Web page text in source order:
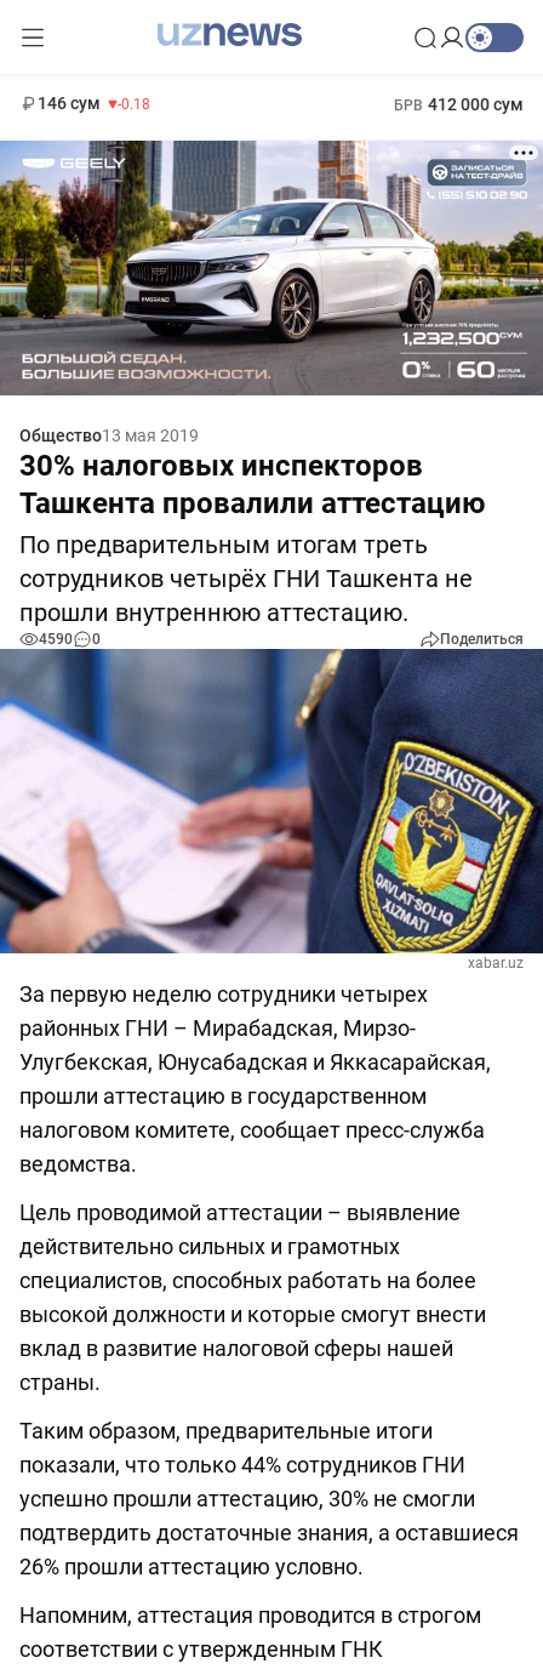
146 сум -0.18 БРВ 412 000 сум
Общество13 мая 2019
30% налоговых инспекторов
Ташкента провалили аттестацию
По предварительным итогам треть
сотрудников четырёх ГНИ Ташкента не
прошли внутреннюю аттестацию.
4590 0 Поделиться
xabar.uz
За первую неделю сотрудники четырех
районных ГНИ – Мирабадская, Мирзо-
Улугбекская, Юнусабадская и Яккасарайская,
прошли аттестацию в государственном
налоговом комитете, сообщает пресс-служба
ведомства.
Цель проводимой аттестации – выявление
действительно сильных и грамотных
специалистов, способных работать на более
высокой должности и которые смогут внести
вклад в развитие налоговой сферы нашей
страны.
Таким образом, предварительные итоги
показали, что только 44% сотрудников ГНИ
успешно прошли аттестацию, 30% не смогли
подтвердить достаточные знания, а оставшиеся
26% прошли аттестацию условно.
Напомним, аттестация проводится в строгом
соответствии с утвержденным ГНК